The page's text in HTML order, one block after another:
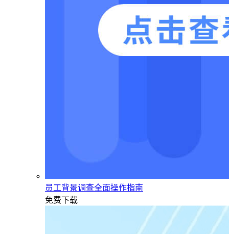
员工背景调查全面操作指南
免费下载